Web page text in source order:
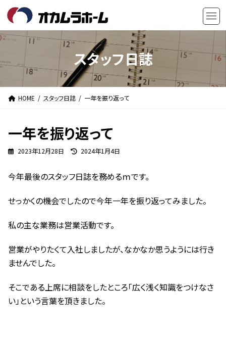
テ
ン
へ
キ
ゲ
ー
ョ
に
スタッフ日誌
HOME スタッフ日誌 一年を振り返って
一年を振り返って
2023年12月28日
最
新
時
:
2024年1月4日
今年最後のスタッフ日誌を務めるｍです。
せっかくの機会でしたので今年一年を振り返ってみました。
私の主な業務は営業活動です。
営業がやりたくて入社しましたが、なかなか思うようには行き
ませんでした。
そこである上席に相談をしたところ「広く浅く知識をつけなさ
い」という言葉を頂きました。